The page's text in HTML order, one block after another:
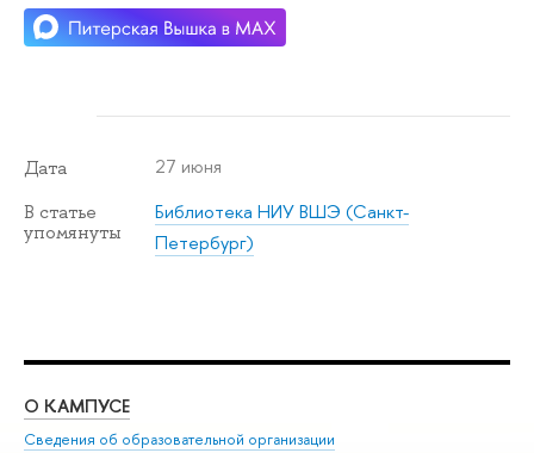
Дата 27 июня
В статье
упомянуты
Библиотека НИУ ВШЭ (Санкт-
Петербург)
О КАМПУСЕ
Сведения об образовательной организации